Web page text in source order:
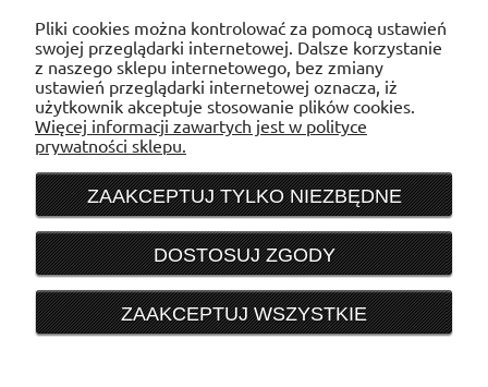
MOJE KONTO
PŁATNOŚCI I DOSTAWA
INFORMACJE
O NAS
Sklep internetowy WENTYLACJAB2B
e-mail:sklep@wentylacjab2b.pl
ul. Trakt Lubelski 195, 04-667 Warszawa
Pliki cookies można kontrolować za pomocą ustawień
swojej przeglądarki internetowej. Dalsze korzystanie
z naszego sklepu internetowego, bez zmiany
ustawień przeglądarki internetowej oznacza, iż
użytkownik akceptuje stosowanie plików cookies.
Więcej informacji zawartych jest w polityce
prywatności sklepu.
ZAAKCEPTUJ TYLKO NIEZBĘDNE
DOSTOSUJ ZGODY
ZAAKCEPTUJ WSZYSTKIE